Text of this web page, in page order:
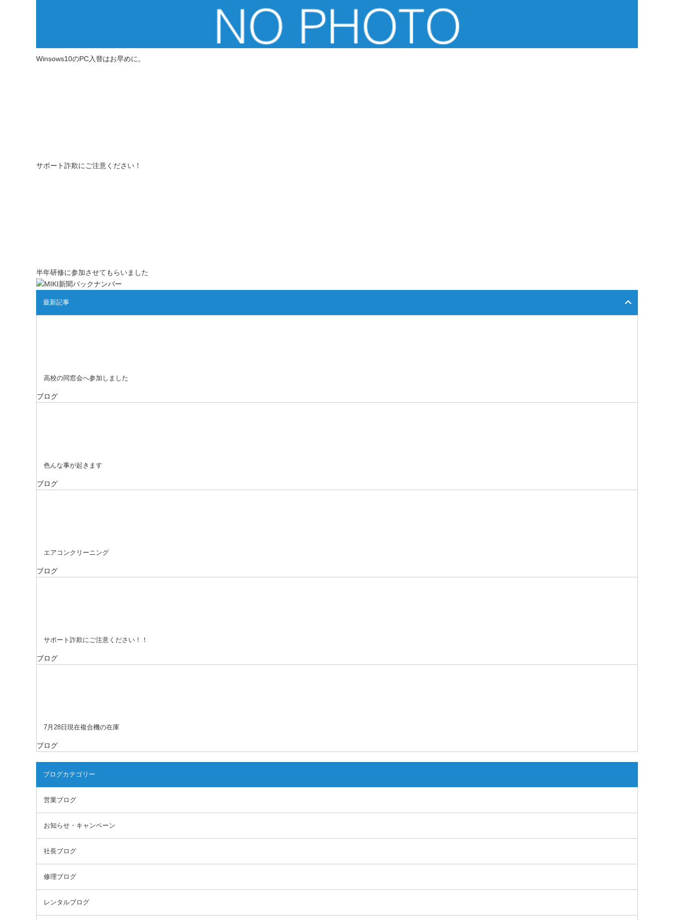
Winsows10のPC入替はお早めに。
サポート詐欺にご注意ください！
半年研修に参加させてもらいました
最新記事
高校の同窓会へ参加しました
ブログ
色んな事が起きます
ブログ
エアコンクリーニング
ブログ
サポート詐欺にご注意ください！！
ブログ
7月28日現在複合機の在庫
ブログ
ブログカテゴリー
営業ブログ
お知らせ・キャンペーン
社長ブログ
修理ブログ
レンタルブログ